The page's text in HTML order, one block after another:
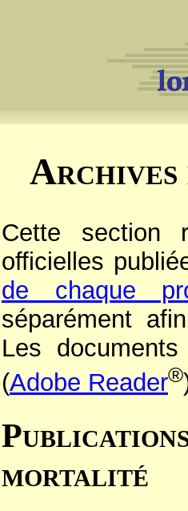
Archives
Cette section
officielles
de chaque
séparément
Les
(Adobe Reader®
mortalité